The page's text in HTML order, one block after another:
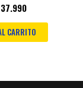
37.990
CARRITO